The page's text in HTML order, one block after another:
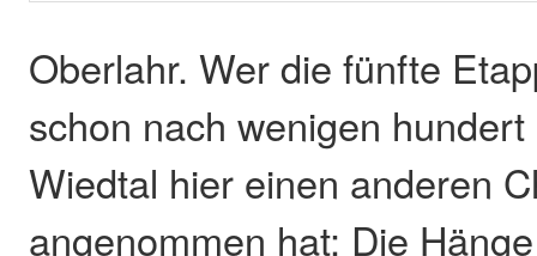
Oberlahr. Wer die fünfte
schon nach wenigen
Wiedtal hier einen anderen
angenommen hat: Die